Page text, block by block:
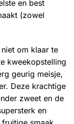
en best
(zowel
om klaar te
kweekopstelling
geurig meisje,
Deze krachtige
zweet en de
en